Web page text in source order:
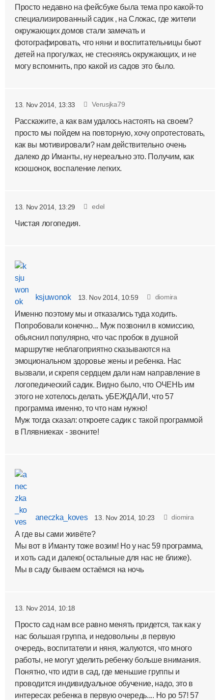
Просто недавно на фейсбуке была тема про какой-то
специализированный садик , на Слокас, где жители
окружающих домов стали замечать и
фотографировать, что няни и воспитательницы бьют
детей на прогулках, не стесняясь окружающих, и не
могу вспомнить, про какой из садов это было.
13. Nov 2014, 13:33 Verusjka79
Расскажите, а как вам удалось настоять на своем?
просто мы пойдем на повторную, хочу опротестовать,
как вы мотивировали? нам действительно очень
далеко до Иманты, ну нереально это. Получим, как
ксюшонок, воспаление легких.
13. Nov 2014, 13:29 edel
Чистая логопедия.
ksjuwonok 13. Nov 2014, 10:59 diomira
Именно поэтому мы и отказались туда ходить.
Попробовали конечно... Муж позвонил в комиссию,
объяснил популярно, что час пробок в душной
маршрутке неблагоприятно сказываются на
эмоциональном здоровье жены и ребенка. Нас
вызвали, и скрепя сердцем дали нам направление в
логопедический садик. Видно было, что ОЧЕНЬ им
этого не хотелось делать. уБЕЖДАЛИ, что 57
программа именно, то что нам нужно!
Муж тогда сказал: откроете садик с такой программой
в Плявниеках - звоните!
aneczka_koves 13. Nov 2014, 10:23 diomira
А где вы сами живёте?
Мы вот в Иманту тоже возим! Но у нас 59 программа,
и хоть сад и далеко( остальные для нас не ближе).
Мы в саду бываем остаёмся на ночь
13. Nov 2014, 10:18
Просто сад нам все равно менять придется, так как у
нас большая группа, и недовольны ,в первую
очередь, воспитатели и няня, жалуются, что много
работы, не могут уделить ребенку больше внимания.
Понятно, что идти в сад, где меньшие группы и
проводится индивидуальное обучение, надо, это в
интересах ребенка в первую очередь.... Но ро 57! 57